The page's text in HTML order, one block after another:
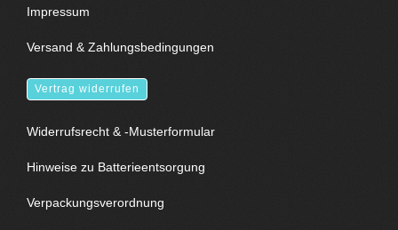
Impressum
Versand & Zahlungsbedingungen
Vertrag widerrufen
Widerrufsrecht & -Musterformular
Hinweise zu Batterieentsorgung
Verpackungsverordnung